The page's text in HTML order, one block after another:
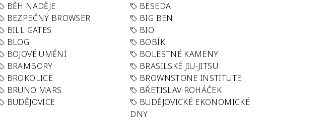
BĚH NADĚJE
BESEDA
BEZPEČNÝ BROWSER
BIG BEN
BILL GATES
BIO
BLOG
BOBÍK
BOJOVÉ UMĚNÍ
BOLESTNÉ KAMENY
BRAMBORY
BRASILSKÉ JIU-JITSU
BROKOLICE
BROWNSTONE INSTITUTE
BRUNO MARS
BŘETISLAV ROHÁČEK
BUDĚJOVICE
BUDĚJOVICKÉ EKONOMICKÉ
DNY